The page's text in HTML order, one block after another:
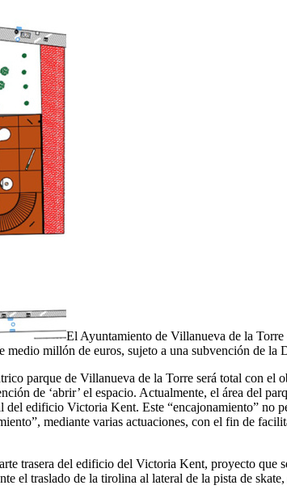
El Ayuntamiento de Villanueva de la Torre
millón de euros, sujeto a una subvención de
parque de Villanueva de la Torre será total con
de ‘abrir’ el espacio. Actualmente, el área del
edificio Victoria Kent. Este “encajonamiento” no
mediante varias actuaciones, con el fin de
trasera del edificio del Victoria Kent, proyecto que
el traslado de la tirolina al lateral de la pista de